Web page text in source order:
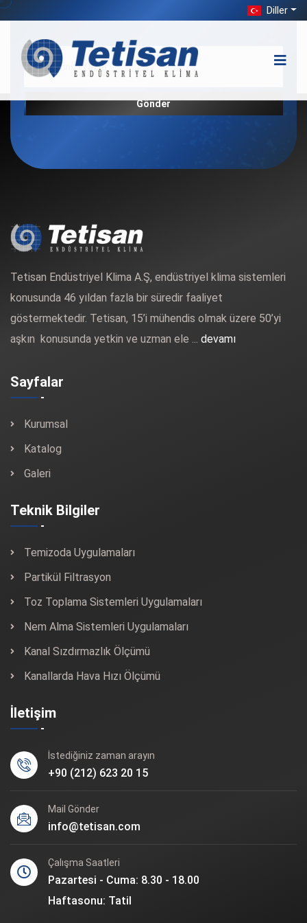
Diller
Gönder
Tetisan Endüstriyel Klima A.Ş, endüstriyel klima sistemleri
konusunda 46 yıldan fazla bir süredir faaliyet
göstermektedir. Tetisan, 15’i mühendis olmak üzere 50’yi
aşkın konusunda yetkin ve uzman ele ... devamı
Sayfalar
Kurumsal
Katalog
Galeri
Teknik Bilgiler
Temizoda Uygulamaları
Partikül Filtrasyon
Toz Toplama Sistemleri Uygulamaları
Nem Alma Sistemleri Uygulamaları
Kanal Sızdırmazlık Ölçümü
Kanallarda Hava Hızı Ölçümü
İletişim
İstediğiniz zaman arayın
+90 (212) 623 20 15
Mail Gönder
info@tetisan.com
Çalışma Saatleri
Pazartesi - Cuma: 8.30 - 18.00
Haftasonu: Tatil